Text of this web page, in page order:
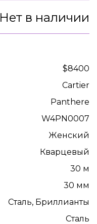
Нет в наличии
$8400
Cartier
Panthere
W4PN0007
Женский
Кварцевый
30 м
30 мм
Сталь, Бриллианты
Сталь